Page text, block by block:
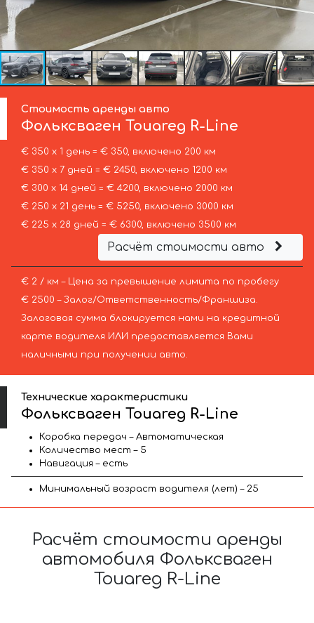
Стоимость аренды авто
ФольксвагенTouareg R-Line
€ 350 х 1 день = € 350, включено 200 км
€ 350 х 7 дней = € 2450, включено 1200 км
€ 300 х 14 дней = € 4200, включено 2000 км
€ 250 х 21 день = € 5250, включено 3000 км
€ 225 х 28 дней = € 6300, включено 3500 км
Расчёт стоимости авто
€ 2 / км – Цена за превышение лимита по пробегу
€ 2500 – Залог/Ответственность/Франшиза.
Залоговая сумма блокируется нами на кредитной
карте водителя ИЛИ предоставляется Вами
наличными при получении авто.
Технические характеристики
Фольксваген Touareg R-Line
Коробка передач – Автоматическая
Количество мест – 5
Навигация – есть
Минимальный возраст водителя (лет) – 25
Расчёт стоимости аренды
автомобиля Фольксваген
Touareg R-Line